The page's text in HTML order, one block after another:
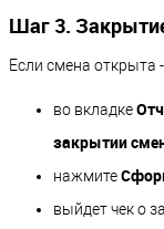
Шаг 3.
Если смена открыта
во вкладке
закрытии
нажмите
выйдет чек о